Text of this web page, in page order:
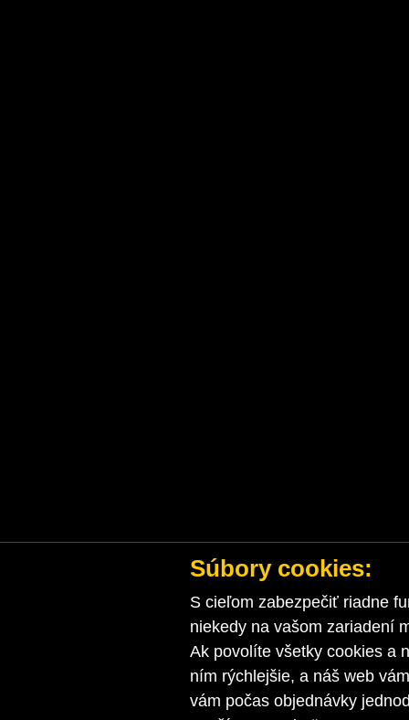
Súbory cookies:
S cieľom zabezpečiť riadne
niekedy na vašom zariadení
Ak povolíte všetky cookies a
ním rýchlejšie, a náš web
vám počas objednávky